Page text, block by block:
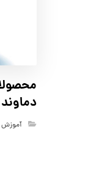
دماوند
آموزش